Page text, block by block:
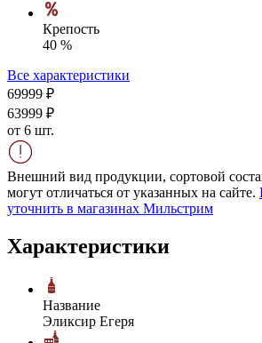
Крепость
40 %
Все характеристики
69999 ₽
63999 ₽
от 6 шт.
Внешний вид продукции, сортовой
могут отличаться от указанных на сайте.
уточнить в магазинах Мильстрим
Характеристики
Название
Эликсир Егеря